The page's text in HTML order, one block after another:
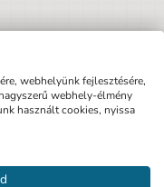
hogy
webhelyünk fejlesztésére,
webhely-élmény
használt cookies, nyissa